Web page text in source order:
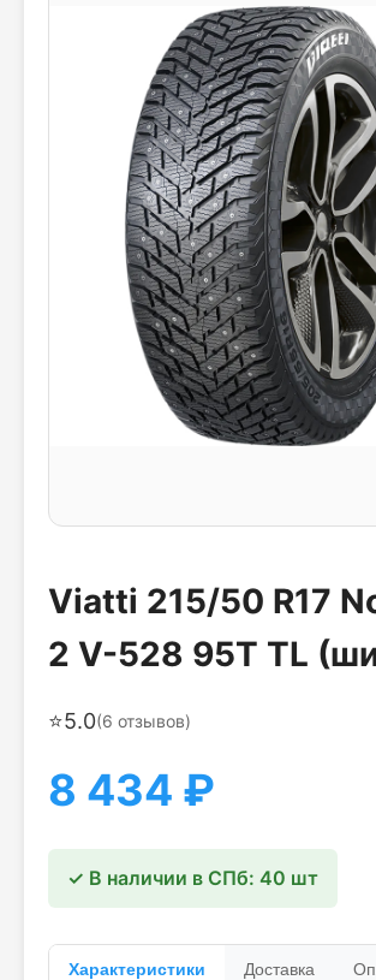
Viatti 215/50 R17
2 V-528 95T TL
⭐5.0(6 отзывов)
8 434 ₽
✓ В наличии в СПб: 40 шт
Характеристики Доставка